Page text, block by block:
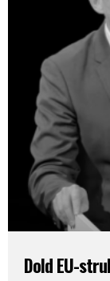
Dold EU-